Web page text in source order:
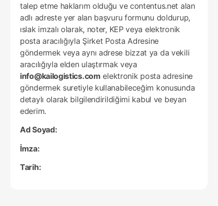
talep etme haklarım olduğu ve contentus.net alan
adlı adreste yer alan başvuru formunu doldurup,
ıslak imzalı olarak, noter, KEP veya elektronik
posta aracılığıyla Şirket Posta Adresine
göndermek veya aynı adrese bizzat ya da vekili
aracılığıyla elden ulaştırmak veya
info@kailogistics.com elektronik posta adresine
göndermek suretiyle kullanabileceğim konusunda
detaylı olarak bilgilendirildiğimi kabul ve beyan
ederim.
Ad Soyad:
İmza:
Tarih: